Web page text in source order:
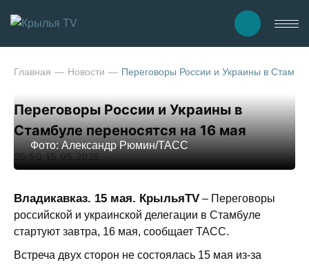
Главная Новости Переговоры России и Украины в
Переговоры России и Украины в
Стамбуле переносятся на 16 мая
20:50 15.05.2025
Фото: Александр Рюмин/ТАСС
Владикавказ. 15 мая. КрыльяTV – Переговоры
российской и украинской делегации в Стамбуле
стартуют завтра, 16 мая, сообщает ТАСС.
Встреча двух сторон не состоялась 15 мая из-за